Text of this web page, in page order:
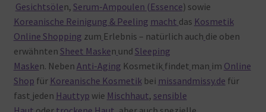
Gesichtsölen, Serum-Ampoulen (Essence) sowie
Koreanische Reinigung & Peeling macht das Kosmetik
Online Shopping zum Erlebnis – natürlich auch die oben
erwähnten Sheet Masken und Sleeping
Masken. Neben Anti-Aging Kosmetik findet man im Online
Shop für Koreanische Kosmetikbei missandmissy.de für
fast jeden Hauttyp wie Mischhaut, sensible